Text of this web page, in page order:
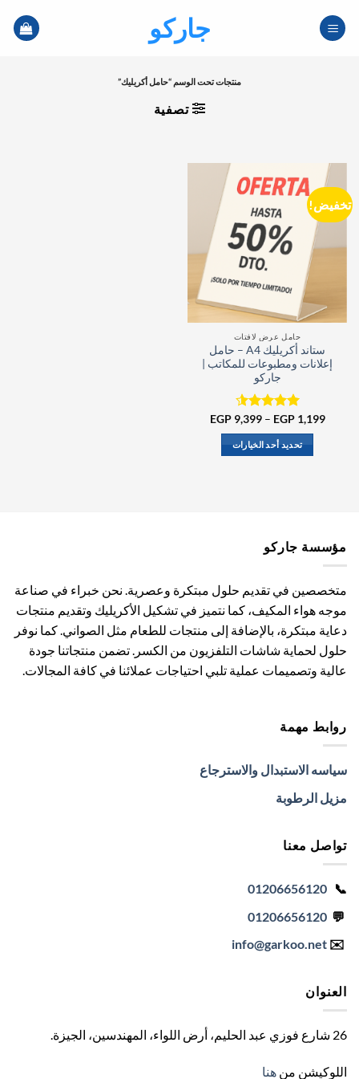
للمحتوى
جاركو
منتجات تحت الوسم “حامل أكريليك”
تصفية
تخفيض!
حامل عرض لافتات
ستاند أكريليك A4 – حامل
إعلانات ومطبوعات للمكاتب |
جاركو
تم التقييم
4.50من
5
EGP1,199
–
EGP9,399
تحديد أحد الخيارات
لهذا
اختيار
الخيارات
على
صفحة
المنتج
مؤسسة جاركو
متخصصين في تقديم حلول مبتكرة وعصرية. نحن خبراء في صناعة
موجه هواء المكيف، كما نتميز في تشكيل الأكريليك وتقديم منتجات
دعاية مبتكرة، بالإضافة إلى منتجات للطعام مثل الصواني. كما نوفر
حلول لحماية شاشات التلفزيون من الكسر. تضمن منتجاتنا جودة
عالية وتصميمات عملية تلبي احتياجات عملائنا في كافة المجالات.
روابط مهمة
سياسه الاستبدال والاسترجاع
مزيل الرطوبة
تواصل معنا
📞
01206656120
💬
01206656120
✉️
info@garkoo.net
العنوان
26 شارع فوزي عبد الحليم، أرض اللواء، المهندسين، الجيزة .
اللوكيشن من هنا